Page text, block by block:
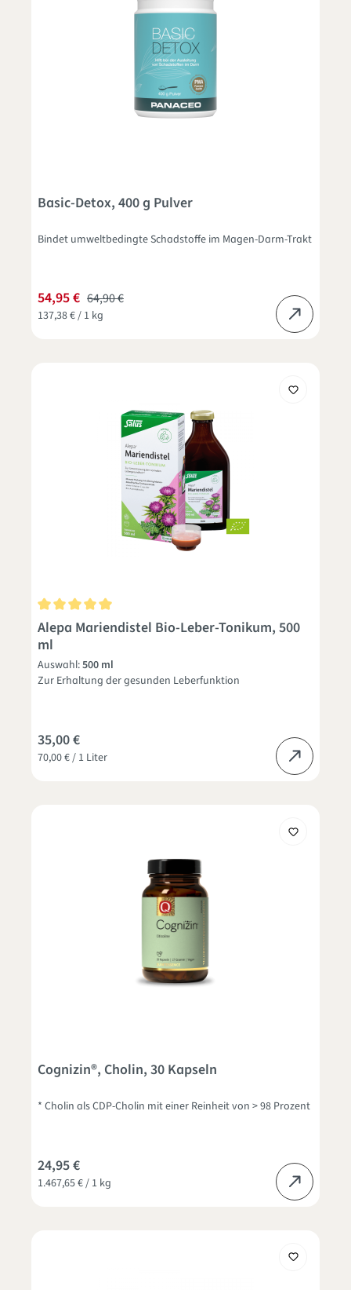
Basic-Detox, 400 g Pulver
Bindet umweltbedingte Schadstoffe im Magen-Darm-Trakt
137,38 € / 1 kg
54,95 € 64,90 €
Durchschnittliche Bewertung von 5 von 5 Sternen
Alepa Mariendistel Bio-Leber-Tonikum, 500
ml
Auswahl:500 ml
Zur Erhaltung der gesunden Leberfunktion
70,00 € / 1 Liter
35,00 €
Cognizin®, Cholin, 30 Kapseln
* Cholin als CDP-Cholin mit einer Reinheit von > 98 Prozent
1.467,65 € / 1 kg
24,95 €